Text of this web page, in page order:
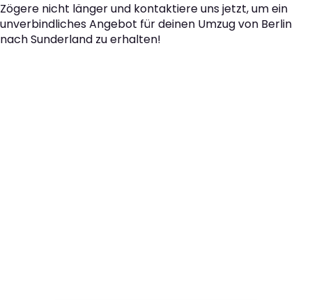
Zögere nicht länger und kontaktiere uns jetzt, um ein
unverbindliches Angebot für deinen Umzug von Berlin
nach Sunderland zu erhalten!